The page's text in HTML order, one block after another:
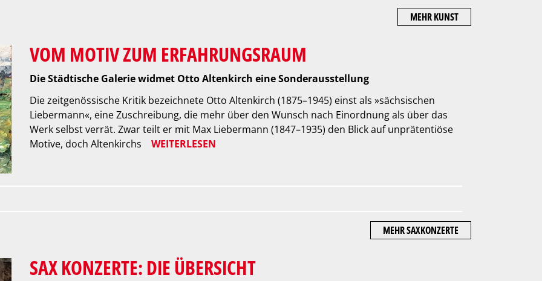
MEHR KUNST
VOM MOTIV ZUM ERFAHRUNGSRAUM
Die Städtische Galerie widmet Otto Altenkirch eine Sonderausstellung
Die zeitgenössische Kritik bezeichnete Otto Altenkirch (1875–1945) einst als »sächsischen
Liebermann«, eine Zuschreibung, die mehr über den Wunsch nach Einordnung als über das
Werk selbst verrät. Zwar teilt er mit Max Liebermann (1847–1935) den Blick auf unprätentiöse
Motive, doch Altenkirchs
WEITERLESEN
MEHR SAXKONZERTE
SAX KONZERTE: DIE ÜBERSICHT